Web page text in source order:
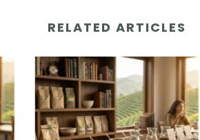
RELATED ARTICLES